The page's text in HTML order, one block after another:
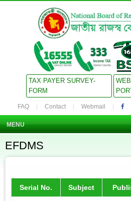
TAX PAYER SURVEY-
FORM
WEB
FAQ Contact Webmail
MENU
EFDMS
Serial No. Subject